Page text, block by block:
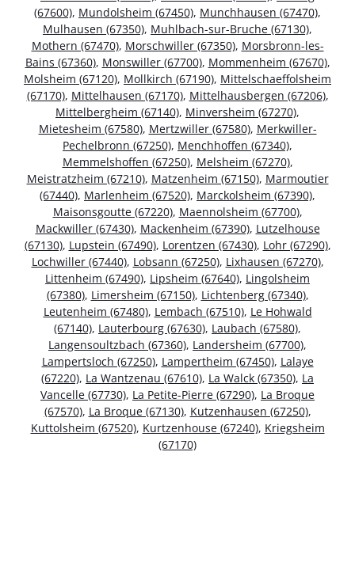
(67600), Mundolsheim (67450), Munchhausen (67470),
Mulhausen (67350), Muhlbach-sur-Bruche (67130),
Mothern (67470), Morschwiller (67350), Morsbronn-les-
Bains (67360), Monswiller (67700), Mommenheim (67670),
Molsheim (67120), Mollkirch (67190), Mittelschaeffolsheim
(67170), Mittelhausen (67170), Mittelhausbergen (67206),
Mittelbergheim (67140), Minversheim (67270),
Mietesheim (67580), Mertzwiller (67580), Merkwiller-
Pechelbronn (67250), Menchhoffen (67340),
Memmelshoffen (67250), Melsheim (67270),
Meistratzheim (67210), Matzenheim (67150), Marmoutier
(67440), Marlenheim (67520), Marckolsheim (67390),
Maisonsgoutte (67220), Maennolsheim (67700),
Mackwiller (67430), Mackenheim (67390), Lutzelhouse
(67130), Lupstein (67490), Lorentzen (67430), Lohr (67290),
Lochwiller (67440), Lobsann (67250), Lixhausen (67270),
Littenheim (67490), Lipsheim (67640), Lingolsheim
(67380), Limersheim (67150), Lichtenberg (67340),
Leutenheim (67480), Lembach (67510), Le Hohwald
(67140), Lauterbourg (67630), Laubach (67580),
Langensoultzbach (67360), Landersheim (67700),
Lampertsloch (67250), Lampertheim (67450), Lalaye
(67220), La Wantzenau (67610), La Walck (67350), La
Vancelle (67730), La Petite-Pierre (67290), La Broque
(67570), La Broque (67130), Kutzenhausen (67250),
Kuttolsheim (67520), Kurtzenhouse (67240), Kriegsheim
(67170)